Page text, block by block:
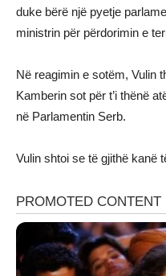
duke bërë një pyetje
ministrin për përdorimin e
Në reagimin e sotëm, Vulin
Kamberin sot për t’i thënë
në Parlamentin Serb.
Vulin shtoi se të gjithë kanë